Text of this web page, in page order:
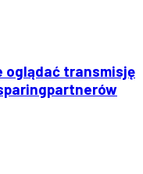
oglądać transmisję